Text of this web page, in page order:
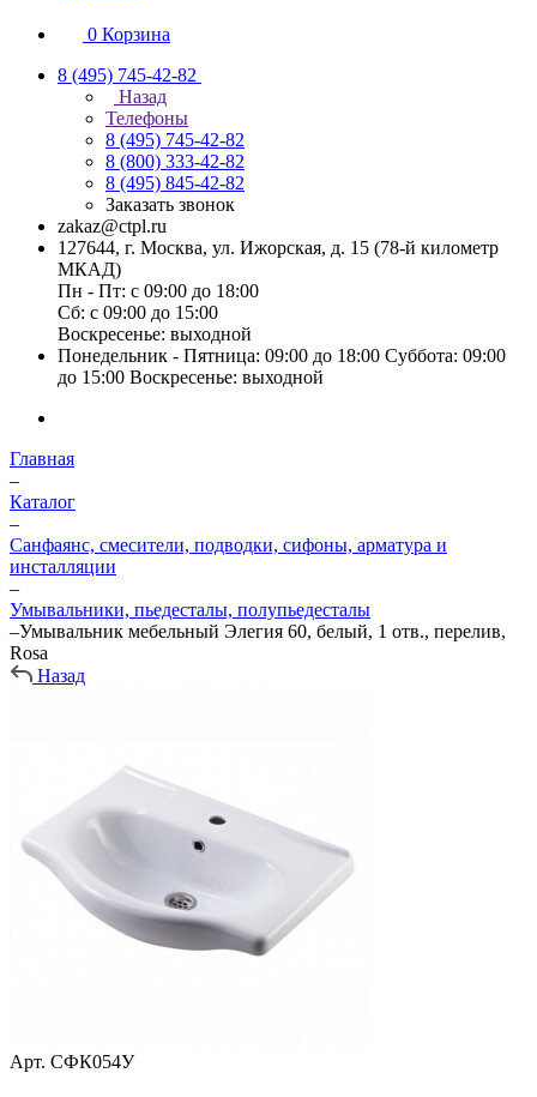
0 Корзина
8 (495) 745-42-82
Назад
Телефоны
8 (495) 745-42-82
8 (800) 333-42-82
8 (495) 845-42-82
Заказать звонок
zakaz@ctpl.ru
127644, г. Москва, ул. Ижорская, д. 15 (78-й километр
МКАД)
Пн - Пт: с 09:00 до 18:00
Сб: с 09:00 до 15:00
Воскресенье: выходной
Понедельник - Пятница: 09:00 до 18:00 Суббота: 09:00
до 15:00 Воскресенье: выходной
Главная
–
Каталог
–
Санфаянс, смесители, подводки, сифоны, арматура и
инсталляции
–
Умывальники, пьедесталы, полупьедесталы
–Умывальник мебельный Элегия 60, белый, 1 отв., перелив,
Rosa
Назад
Арт. СФК054У